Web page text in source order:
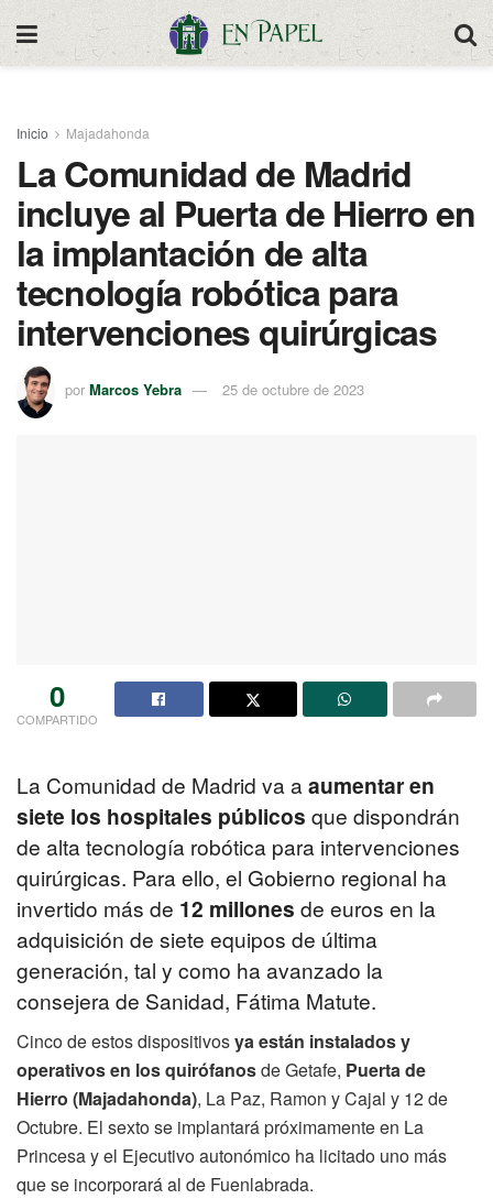
Inicio Majadahonda
La Comunidad de Madrid
incluye al Puerta de Hierro en
la implantación de alta
tecnología robótica para
intervenciones quirúrgicas
por Marcos Yebra 25 de octubre de 2023
0
COMPARTIDO
La Comunidad de Madrid va aaumentar en
siete los hospitales públicos que dispondrán
de alta tecnología robótica para intervenciones
quirúrgicas. Para ello, el Gobierno regional ha
invertido más de 12 millones de euros en la
adquisición de siete equipos de última
generación, tal y como ha avanzado la
consejera de Sanidad, Fátima Matute.
Cinco de estos dispositivosya están instalados y
operativos en los quirófanosde Getafe, Puerta de
Hierro (Majadahonda), La Paz, Ramon y Cajal y 12 de
Octubre. El sexto se implantará próximamente en La
Princesa y el Ejecutivo autonómico ha licitado uno más
que se incorporará al de Fuenlabrada.